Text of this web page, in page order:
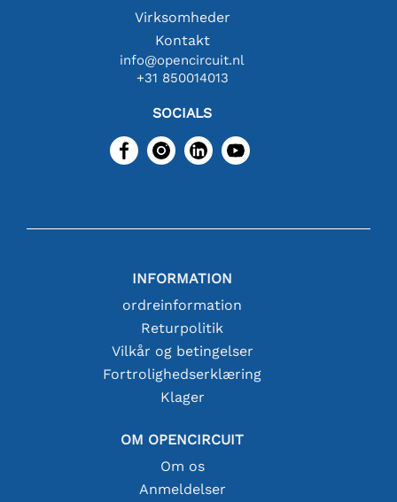
Virksomheder
Kontakt
info@opencircuit.nl
+31 850014013
SOCIALS
INFORMATION
ordreinformation
Returpolitik
Vilkår og betingelser
Fortrolighedserklæring
Klager
OM OPENCIRCUIT
Om os
Anmeldelser